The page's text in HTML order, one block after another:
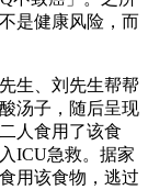
是健康风险，而
生、刘先生帮帮
汤子，随后呈现
人食用了该食
ICU急救。据家
用该食物，逃过